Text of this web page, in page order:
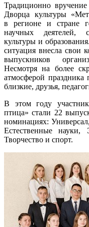
Традиционно
Дворца культуры
в регионе и стране
научных деятелей,
культуры и
ситуация внесла свои
выпускников
Несмотря на более
атмосферой
близкие, друзья,
В этом году
птица» стали 22
номинациях:
Естественные
Творчество и спорт.